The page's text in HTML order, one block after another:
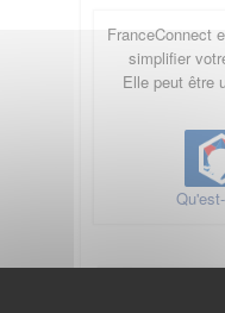
FranceConnect
simplifier
Elle peut être